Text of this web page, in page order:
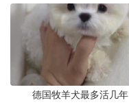
德国牧羊犬最多活几年